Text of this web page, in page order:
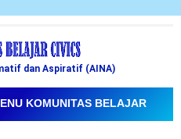
dan Aspiratif (AINA)
KOMUNITAS BELAJAR